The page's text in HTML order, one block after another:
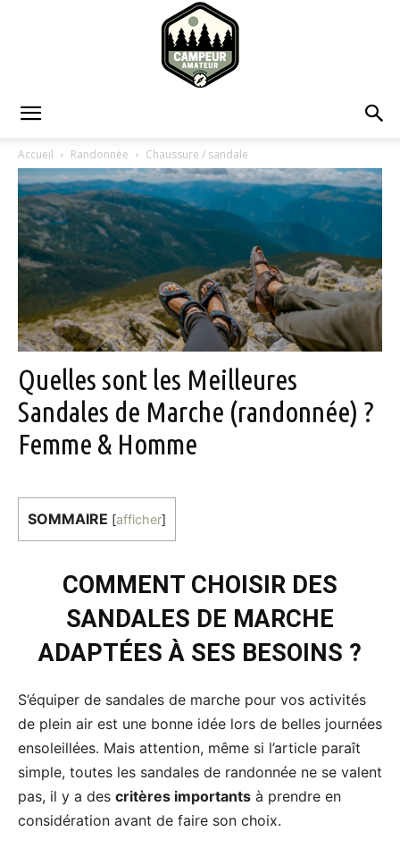
Amateur
Accueil Randonnée Chaussure / sandale
Quelles sont les Meilleures
Sandales de Marche (randonnée) ?
Femme & Homme
SOMMAIRE [afficher]
COMMENT CHOISIR DES
SANDALES DE MARCHE
ADAPTÉES À SES BESOINS ?
S’équiper de sandales de marche pour vos activités
de plein air est une bonne idée lors de belles journées
ensoleillées. Mais attention, même si l’article paraît
simple, toutes les sandales de randonnée ne se valent
pas, il y a des critères importants à prendre en
considération avant de faire son choix.